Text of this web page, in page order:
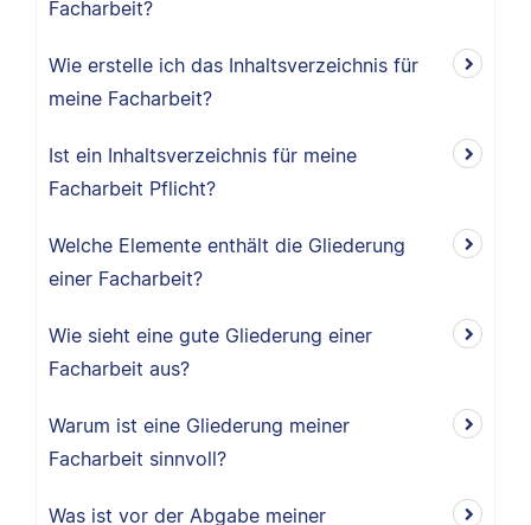
Facharbeit?
Wie erstelle ich das Inhaltsverzeichnis für
meine Facharbeit?
Ist ein Inhaltsverzeichnis für meine
Facharbeit Pflicht?
Welche Elemente enthält die Gliederung
einer Facharbeit?
Wie sieht eine gute Gliederung einer
Facharbeit aus?
Warum ist eine Gliederung meiner
Facharbeit sinnvoll?
Was ist vor der Abgabe meiner